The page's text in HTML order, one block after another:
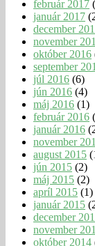
február 2017
január 2017
december
november
október 2016
september
júl 2016 (6)
jún 2016 (4)
máj 2016 (1)
február 2016
január 2016
november
august 2015
jún 2015 (2)
máj 2015 (2)
apríl 2015 (1)
január 2015
december
november
október 2014